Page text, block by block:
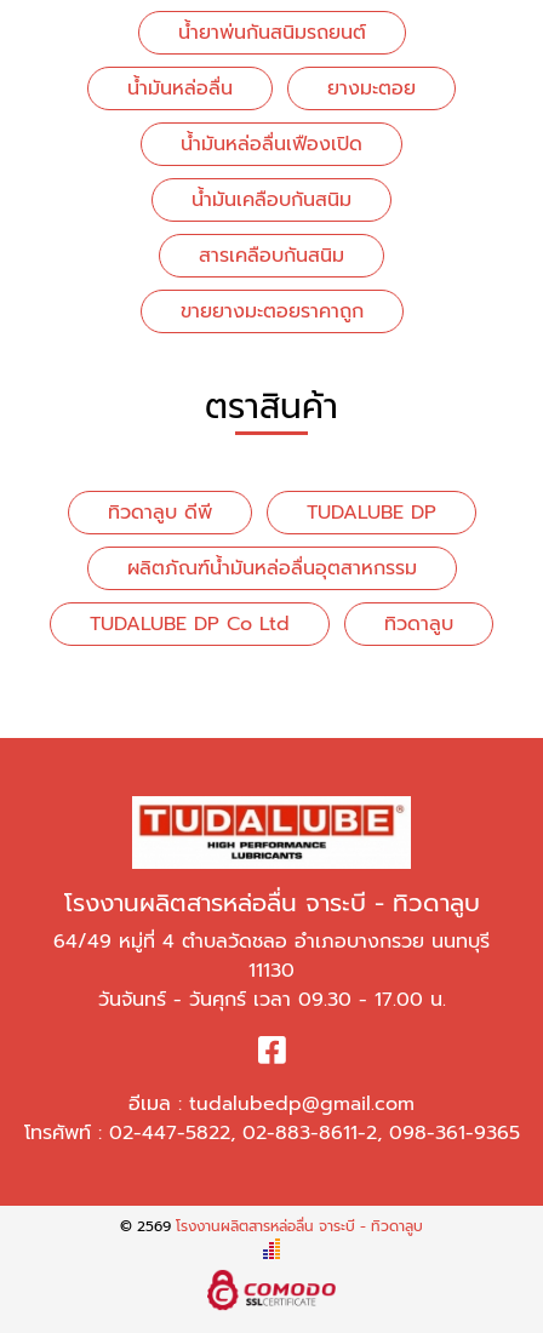
น้ำยาพ่นกันสนิมรถยนต์
น้ำมันหล่อลื่น
ยางมะตอย
น้ำมันหล่อลื่นเฟืองเปิด
น้ำมันเคลือบกันสนิม
สารเคลือบกันสนิม
ขายยางมะตอยราคาถูก
ตราสินค้า
ทิวดาลูบ ดีพี
TUDALUBE DP
ผลิตภัณฑ์น้ำมันหล่อลื่นอุตสาหกรรม
TUDALUBE DP Co Ltd
ทิวดาลูบ
โรงงานผลิตสารหล่อลื่น จาระบี - ทิวดาลูบ
64/49 หมู่ที่ 4 ตำบลวัดชลอ อำเภอบางกรวย นนทบุรี
11130
วันจันทร์ - วันศุกร์ เวลา 09.30 - 17.00 น.
อีเมล : tudalubedp@gmail.com
โทรศัพท์ : 02-447-5822, 02-883-8611-2, 098-361-9365
© 2569 โรงงานผลิตสารหล่อลื่น จาระบี - ทิวดาลูบ